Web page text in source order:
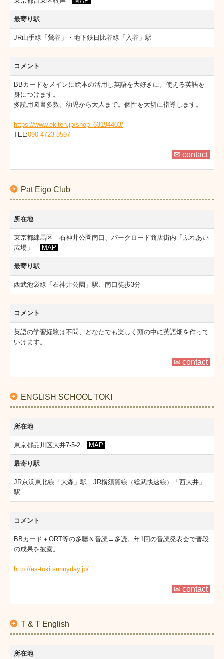
最寄り駅
JR山手線「鶯谷」・地下鉄日比谷線「入谷」駅
コメント
BBカードをメインに絵本の活用し英語を大好きに。使える英語を
身につけます。
多読用図書多数。幼児から大人まで。個性を大切に指導します。
https://www.ekiten.jp/shop_63194403/
TEL:090-4723-8597
✉ contact
Pat Eigo Club
所在地
東京都練馬区 石神井公園南口、パークロード商店街内「ふれあい
広場」
MAP
最寄り駅
西武池袋線「石神井公園」駅、南口徒歩3分
コメント
英語の学習経験は不問、どなたでも楽しく頭の中に英語畑を作って
いけます。
✉ contact
ENGLISH SCHOOL TOKI
所在地
東京都品川区大井7-5-2 MAP
最寄り駅
JR京浜東北線「大森」駅 JR横須賀線（総武快速線）「西大井」
駅
コメント
BBカード＋ORT等の多聴＆音読→多読。年1回の音読発表会で普段
の成果を披露。
http://es-toki.sunnyday.jp/
✉ contact
T & T English
所在地